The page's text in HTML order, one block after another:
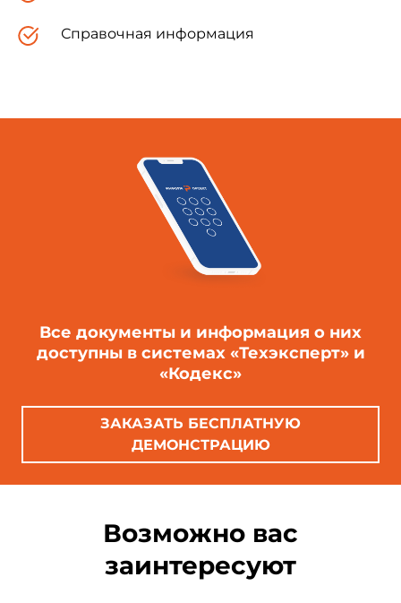
Справочная информация
Все документы и информация о них
доступны в системах «Техэксперт» и
«Кодекс»
ЗАКАЗАТЬ БЕСПЛАТНУЮ
ДЕМОНСТРАЦИЮ
Возможно вас
заинтересуют